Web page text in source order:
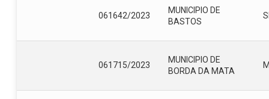
061642/2023
MUNICIPIO DE
BASTOS
061715/2023
MUNICIPIO DE
BORDA DA MATA